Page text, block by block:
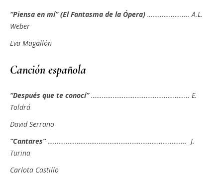
“Piensa en mí” (El Fantasma de la Ópera) ………………….. A.L.
Weber
Eva Magallón
Canción española
“Después que te conocí”……………………………………………… E.
Toldrá
David Serrano
“Cantares”…………………………………………………………………. J.
Turina
Carlota Castillo